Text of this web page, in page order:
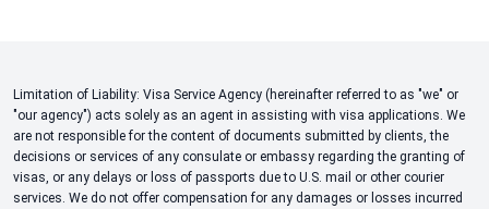
Limitation of Liability: Visa Service Agency (hereinafter referred to as "we" or
"our agency") acts solely as an agent in assisting with visa applications. We
are not responsible for the content of documents submitted by clients, the
decisions or services of any consulate or embassy regarding the granting of
visas, or any delays or loss of passports due to U.S. mail or other courier
services. We do not offer compensation for any damages or losses incurred